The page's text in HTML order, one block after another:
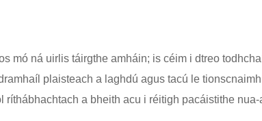
mó ná uirlis táirgthe amháin; is céim i dtreo
plaisteach a laghdú agus tacú le
ríthábhachtach a bheith acu i réitigh pacáistithe nua-